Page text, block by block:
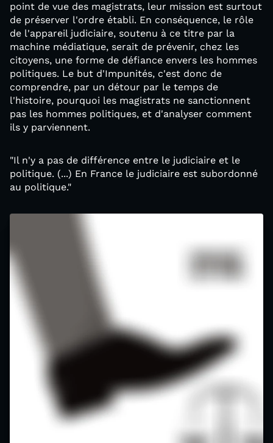
point de vue des magistrats, leur mission est surtout
de préserver l'ordre établi. En conséquence, le rôle
de l'appareil judiciaire, soutenu à ce titre par la
machine médiatique, serait de prévenir, chez les
citoyens, une forme de défiance envers les hommes
politiques. Le but d'Impunités, c'est donc de
comprendre, par un détour par le temps de
l'histoire, pourquoi les magistrats ne sanctionnent
pas les hommes politiques, et d'analyser comment
ils y parviennent.
"Il n'y a pas de différence entre le judiciaire et le
politique. (...) En France le judiciaire est subordonné
au politique."